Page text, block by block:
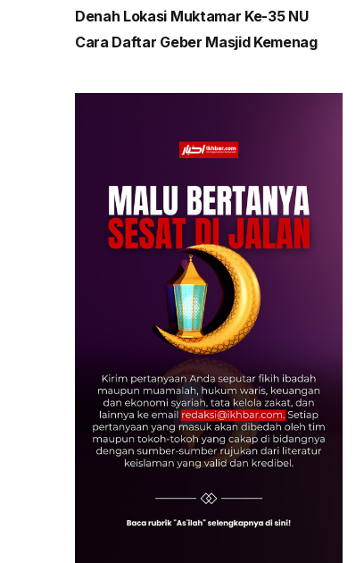
Denah Lokasi Muktamar Ke-35 NU
Cara Daftar Geber Masjid Kemenag